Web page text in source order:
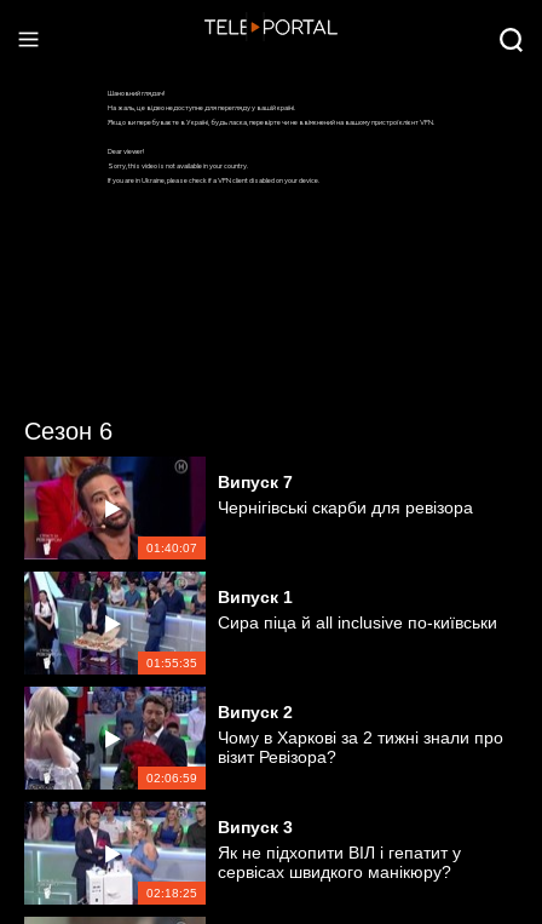
Сезон 6
01:40:07
Випуск 7
Чернігівські скарби для ревізора
01:55:35
Випуск 1
Сира піца й аll inclusive по-київськи
02:06:59
Випуск 2
Чому в Харкові за 2 тижні знали про
візит Ревізора?
02:18:25
Випуск 3
Як не підхопити ВІЛ і гепатит у
сервісах швидкого манікюру?